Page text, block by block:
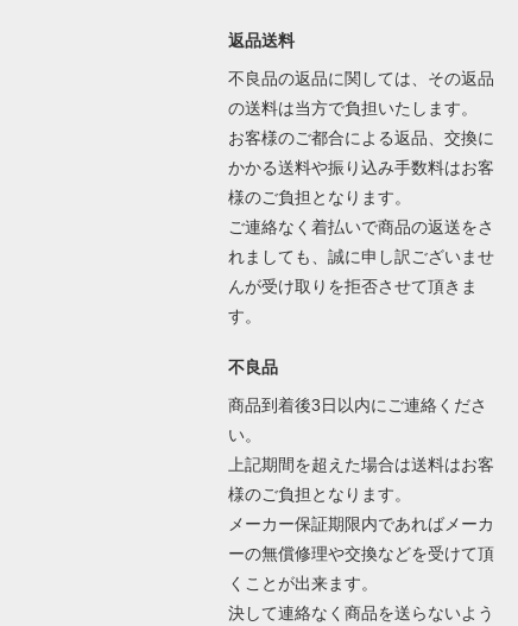
返品送料
不良品の返品に関しては、その返品
の送料は当方で負担いたします。
お客様のご都合による返品、交換に
かかる送料や振り込み手数料はお客
様のご負担となります。
ご連絡なく着払いで商品の返送をさ
れましても、誠に申し訳ございませ
んが受け取りを拒否させて頂きま
す。
不良品
商品到着後3日以内にご連絡くださ
い。
上記期間を超えた場合は送料はお客
様のご負担となります。
メーカー保証期限内であればメーカ
ーの無償修理や交換などを受けて頂
くことが出来ます。
決して連絡なく商品を送らないよう